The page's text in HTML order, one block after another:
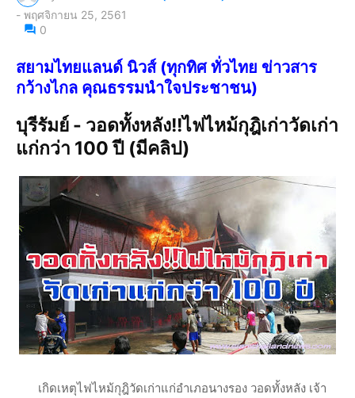
- พฤศจิกายน 25, 2561
0
สยามไทยแลนด์ นิวส์ (ทุกทิศ ทั่วไทย ข่าวสาร
กว้างไกล คุณธรรมนำใจประชาชน)
บุรีรัมย์ - วอดทั้งหลัง!!ไฟไหม้กุฎิเก่าวัดเก่า
แก่กว่า 100 ปี (มีคลิป)
เกิดเหตุไฟไหม้กุฎิวัดเก่าแก่อำเภอนางรอง วอดทั้งหลัง เจ้า